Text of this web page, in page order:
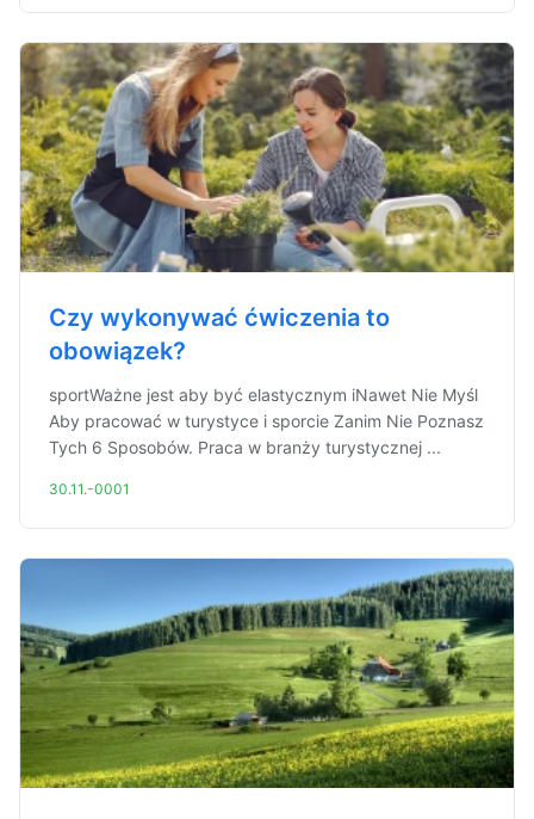
Czy wykonywać ćwiczenia to
obowiązek?
sportWażne jest aby być elastycznym iNawet Nie Myśl
Aby pracować w turystyce i sporcie Zanim Nie Poznasz
Tych 6 Sposobów. Praca w branży turystycznej ...
30.11.-0001